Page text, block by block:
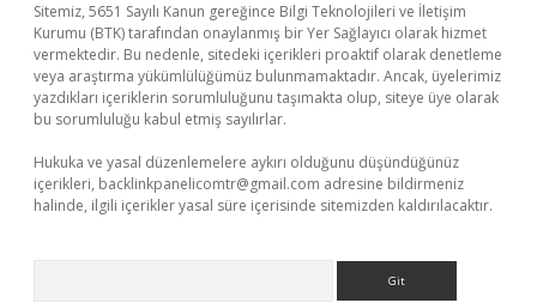
Sitemiz, 5651 Sayılı Kanun gereğince Bilgi Teknolojileri ve İletişim
Kurumu (BTK) tarafından onaylanmış bir Yer Sağlayıcı olarak hizmet
vermektedir. Bu nedenle, sitedeki içerikleri proaktif olarak denetleme
veya araştırma yükümlülüğümüz bulunmamaktadır. Ancak, üyelerimiz
yazdıkları içeriklerin sorumluluğunu taşımakta olup, siteye üye olarak
bu sorumluluğu kabul etmiş sayılırlar.
Hukuka ve yasal düzenlemelere aykırı olduğunu düşündüğünüz
içerikleri, backlinkpanelicomtr@gmail.com adresine bildirmeniz
halinde, ilgili içerikler yasal süre içerisinde sitemizden kaldırılacaktır.